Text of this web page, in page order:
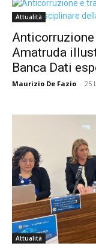
Attualità
Amatruda
Banca Dati
Maurizio De Fazio - 25
Attualità